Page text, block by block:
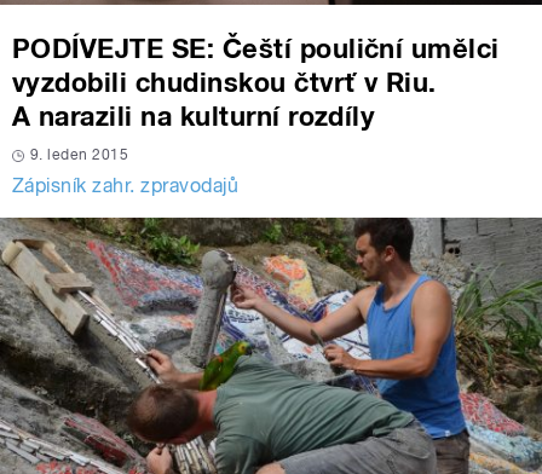
PODÍVEJTE SE: Čeští pouliční umělci
vyzdobili chudinskou čtvrť v Riu.
A narazili na kulturní rozdíly
9. leden 2015
Zápisník zahr. zpravodajů